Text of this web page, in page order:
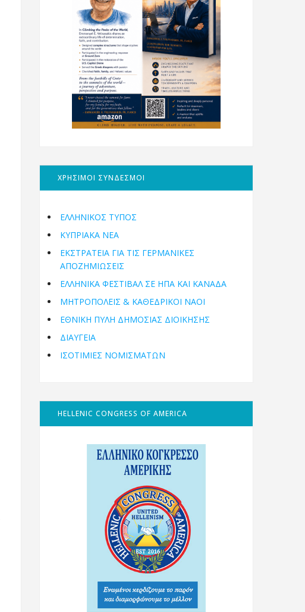
ΧΡΗΣΙΜΟΙ ΣΥΝΔΕΣΜΟΙ
ΕΛΛΗΝΙΚΟΣ ΤΥΠΟΣ
ΚΥΠΡΙΑΚΑ ΝΕΑ
ΕΚΣΤΡΑΤΕΙΑ ΓΙΑ ΤΙΣ ΓΕΡΜΑΝΙΚΕΣ
ΑΠΟΖΗΜΙΩΣΕΙΣ
ΕΛΛΗΝΙΚΆ ΦΕΣΤΙΒΆΛ ΣΕ ΗΠΑ ΚΑΙ ΚΑΝΑΔΑ
ΜΗΤΡΟΠΌΛΕΙΣ & ΚΑΘΕΔΡΙΚΟΊ ΝΑΟΊ
ΕΘΝΙΚΉ ΠΎΛΗ ΔΗΜΌΣΙΑΣ ΔΙΟΊΚΗΣΗΣ
ΔΙΑΥΓΕΙΑ
ΙΣΟΤΙΜΙΕΣ ΝΟΜΙΣΜΑΤΩΝ
HELLENIC CONGRESS OF AMERICA